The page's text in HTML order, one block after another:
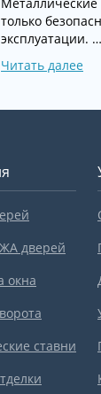
только
эксплуатации. …
Читать далее
дверей
окна
ставни